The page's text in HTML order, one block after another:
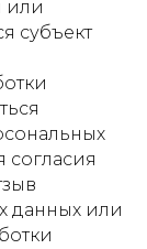
или
субъект
согласия
данных или